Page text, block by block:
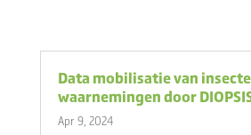
Data mobilisatie van
waarnemingen door
Apr 9, 2024